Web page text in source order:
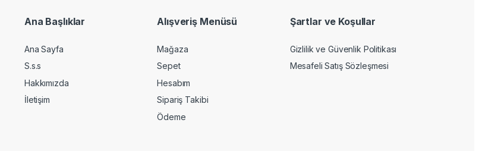
Ana Başlıklar
Ana Sayfa
S.s.s
Hakkımızda
İletişim
Alışveriş Menüsü
Mağaza
Sepet
Hesabım
Sipariş Takibi
Ödeme
Şartlar ve Koşullar
Gizlilik ve Güvenlik Politikası
Mesafeli Satış Sözleşmesi